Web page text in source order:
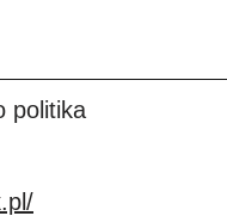
politika